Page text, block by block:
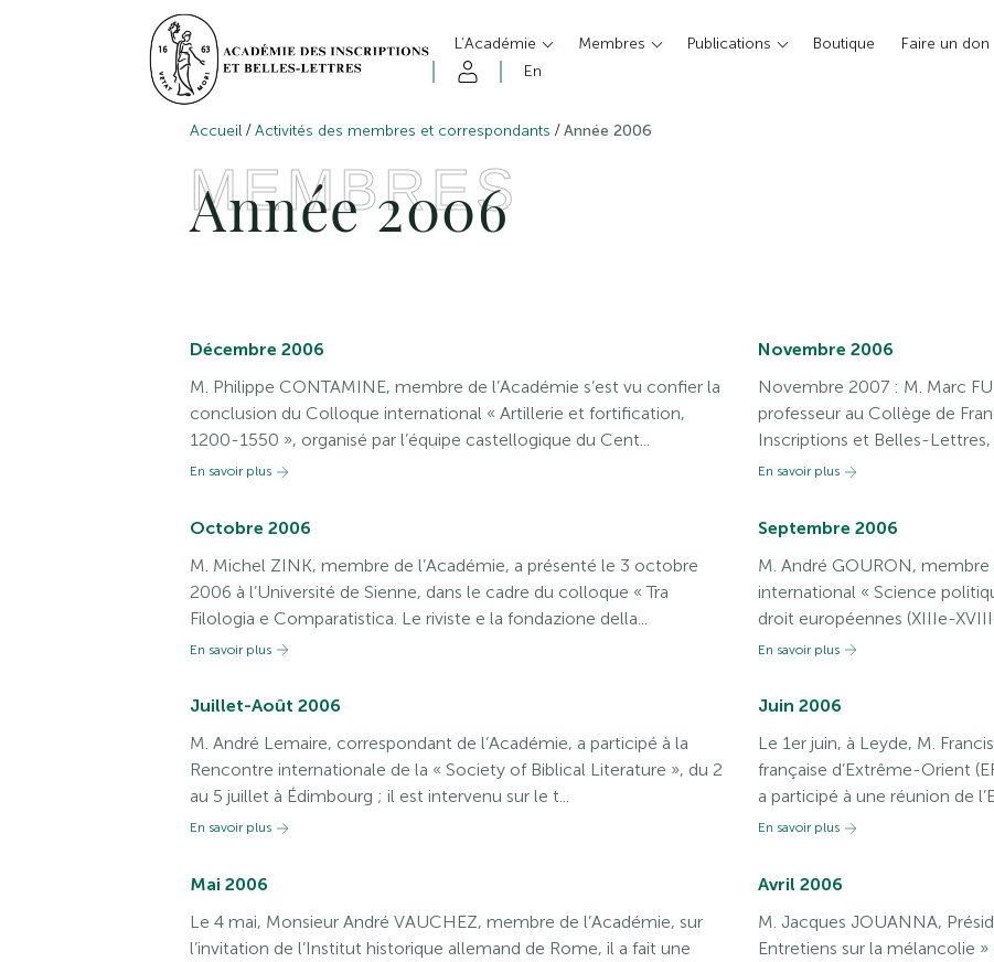
L’Académie Membres Publications Boutique Faire un don
En
Accueil /Activités des membres et correspondants /Année 2006
MEMBRES
Année 2006
Décembre 2006
M. Philippe CONTAMINE, membre de l’Académie s’est vu confier la
conclusion du Colloque international « Artillerie et fortification,
1200-1550 », organisé par l’équipe castellogique du Cent...
En savoir plus
Novembre 2006
Novembre 2007 : M. Marc
professeur au Collège de
Inscriptions et Belles-Lettres,
En savoir plus
Octobre 2006
M. Michel ZINK, membre de l’Académie, a présenté le 3 octobre
2006 à l’Université de Sienne, dans le cadre du colloque « Tra
Filologia e Comparatistica. Le riviste e la fondazione della...
En savoir plus
Septembre 2006
M. André GOURON,
international « Science
droit européennes (XIIIe-
En savoir plus
Juillet-Août 2006
M. André Lemaire, correspondant de l’Académie, a participé à la
Rencontre internationale de la « Society of Biblical Literature », du 2
au 5 juillet à Édimbourg ; il est intervenu sur le t...
En savoir plus
Juin 2006
Le 1er juin, à Leyde, M.
française d’Extrême-Orient
a participé à une réunion de
En savoir plus
Mai 2006
Le 4 mai, Monsieur André VAUCHEZ, membre de l’Académie, sur
l’invitation de l’Institut historique allemand de Rome, il a fait une
Avril 2006
M. Jacques JOUANNA,
Entretiens sur la mélancolie »